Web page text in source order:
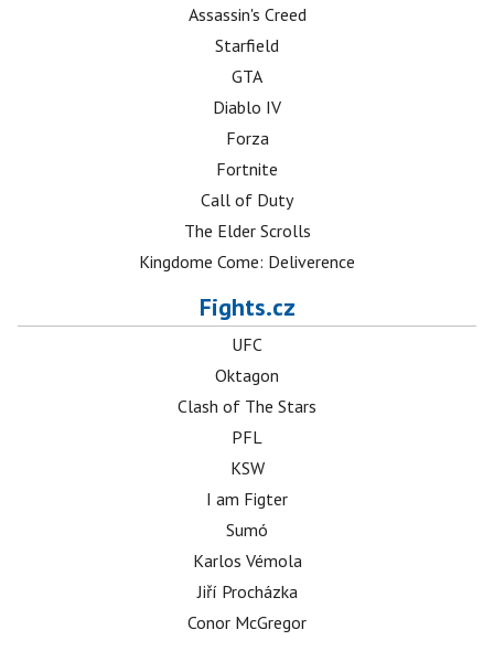
Assassin's Creed
Starfield
GTA
Diablo IV
Forza
Fortnite
Call of Duty
The Elder Scrolls
Kingdome Come: Deliverence
Fights.cz
UFC
Oktagon
Clash of The Stars
PFL
KSW
I am Figter
Sumó
Karlos Vémola
Jiří Procházka
Conor McGregor